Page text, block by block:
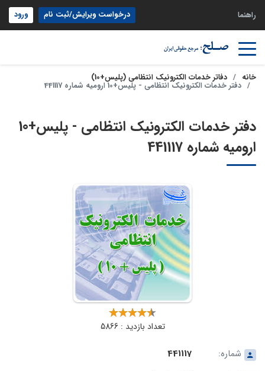
راهنما درخواست ویرایش/ثبت نام ورود
خانه دفاتر خدمات الکترونیک انتظامی (پلیس+10)
دفتر خدمات الکترونیک انتظامی - پلیس+10 ارومیه شماره 441117
دفتر خدمات الکترونیک انتظامی - پلیس+10
ارومیه شماره 441117
تعداد بازدید : 5866
شماره:
441117